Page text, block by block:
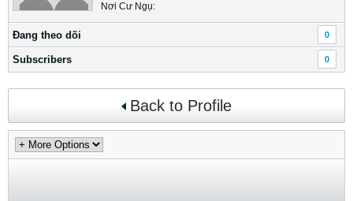
Nơi Cư Ngụ:
Ðang theo dõi 0
Subscribers 0
Back to Profile